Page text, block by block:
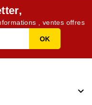
, ventes offres
